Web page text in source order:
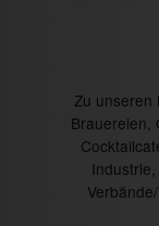
Zu unseren
Brauereien,